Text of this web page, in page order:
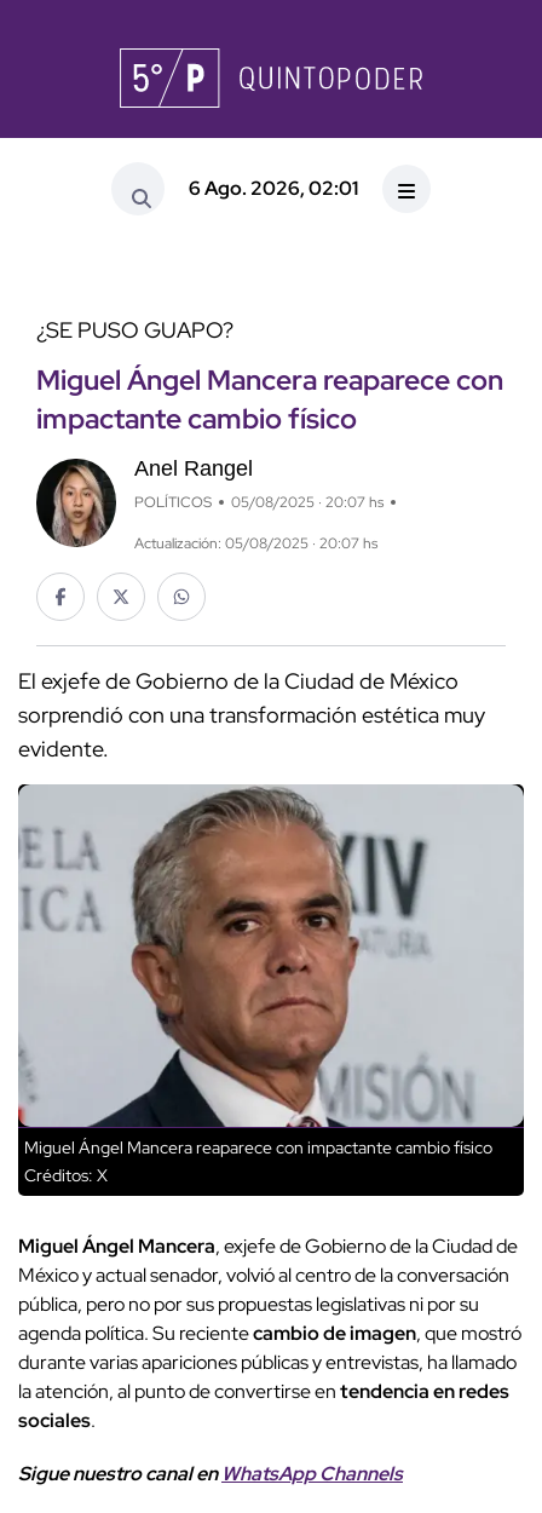
6 Ago. 2026, 02:01
¿SE PUSO GUAPO?
Miguel Ángel Mancera reaparece con
impactante cambio físico
Anel Rangel
POLÍTICOS 05/08/2025 · 20:07 hs
Actualización: 05/08/2025 · 20:07 hs
El exjefe de Gobierno de la Ciudad de México
sorprendió con una transformación estética muy
evidente.
Miguel Ángel Mancera reaparece con impactante cambio físico
Créditos: X
Miguel Ángel Mancera, exjefe de Gobierno de la Ciudad de
México y actual senador, volvió al centro de la conversación
pública, pero no por sus propuestas legislativas ni por su
agenda política. Su recientecambio de imagen, que mostró
durante varias apariciones públicas y entrevistas, ha llamado
la atención, al punto de convertirse entendencia en redes
sociales.
Sigue nuestro canal en WhatsApp Channels